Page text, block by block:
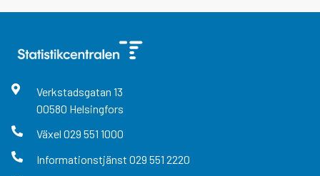
Verkstadsgatan 13
00580 Helsingfors
Växel 029 551 1000
Informationstjänst 029 551 2220